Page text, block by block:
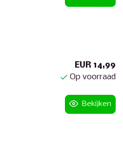
EUR 14,99
Op voorraad
Bekijken